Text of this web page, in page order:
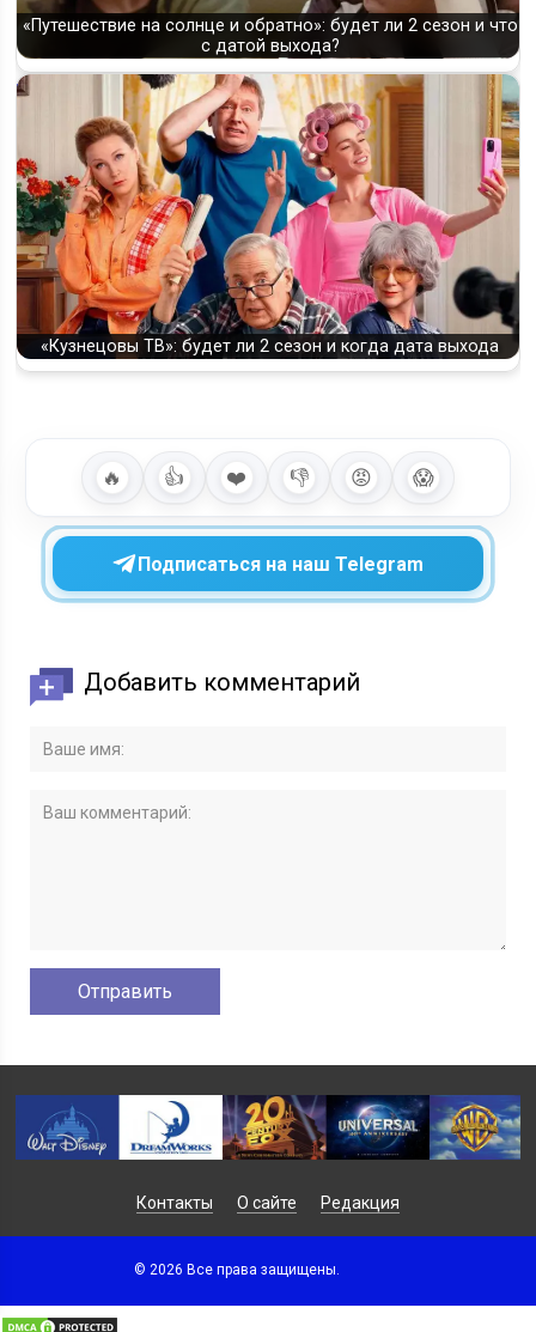
«Путешествие на солнце и обратно»: будет ли 2 сезон и что
с датой выхода?
«Кузнецовы ТВ»: будет ли 2 сезон и когда дата выхода
🔥 👍 ❤️ 👎 😡 😱
Подписаться на наш Telegram
Добавить комментарий
Контакты О сайте Редакция
© 2026 Все права защищены.